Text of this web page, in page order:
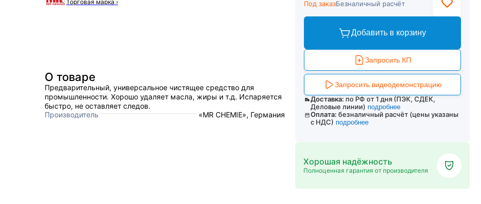
Торговая марка ›
О товаре
Предварительный, универсальное чистящее средство для
промышленности. Хорошо удаляет масла, жиры и т.д. Испаряется
быстро, не оставляет следов.
Производитель
«MR CHEMIE», Германия
Под заказБезналичный расчёт
Добавить в корзину
Запросить КП
Запросить видеодемонстрацию
Доставка: по РФ от 1 дня (ПЭК, СДЕК,
Деловые линии) подробнее
Оплата: безналичный расчёт (цены указаны
с НДС) подробнее
Хорошая надёжность
Полноценная гарантия от производителя